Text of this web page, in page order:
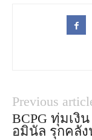
Previous
BCPG ทุ่มเงิ
อมินัล รุกคลั